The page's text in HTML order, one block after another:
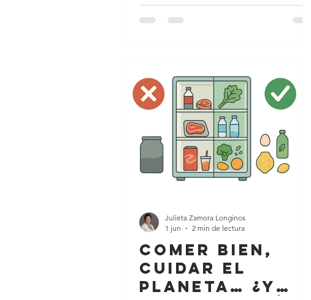
Afectar tus
Finanzas
uniformes, calzado, inscripción, libros y
no existe una planificación adecuada. La
buena noticia es que afrontar estos
gastos escolares no tiene por qué
convertirse en un dolor de
Comer bien,
cuidar el
planeta… ¿y
Julieta Zamora Longinos
1 jun
2 min de lectura